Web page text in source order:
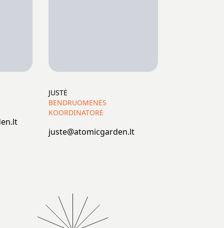
JUSTĖ
BENDRUOMENĖS
KOORDINATORĖ
juste@atomicgarden.lt